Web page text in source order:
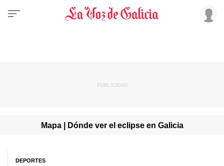
Mapa | Dónde ver el eclipse en Galicia
DEPORTES